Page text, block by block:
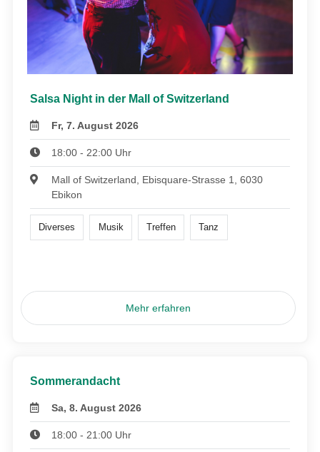
Salsa Night in der Mall of Switzerland
Fr, 7. August 2026
18:00 - 22:00 Uhr
Mall of Switzerland, Ebisquare-Strasse 1, 6030
Ebikon
Diverses Musik Treffen Tanz
Mehr erfahren
Sommerandacht
Sa, 8. August 2026
18:00 - 21:00 Uhr